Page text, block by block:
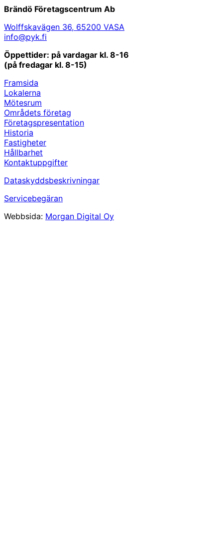
Brändö Företagscentrum Ab
Wolffskavägen 36, 65200 VASA
info@pyk.fi
Öppettider: på vardagar kl. 8-16
(på fredagar kl. 8-15)
Framsida
Lokalerna
Mötesrum
Områdets företag
Företagspresentation
Historia
Fastigheter
Hållbarhet
Kontaktuppgifter
Dataskyddsbeskrivningar
Servicebegäran
Webbsida: Morgan Digital Oy